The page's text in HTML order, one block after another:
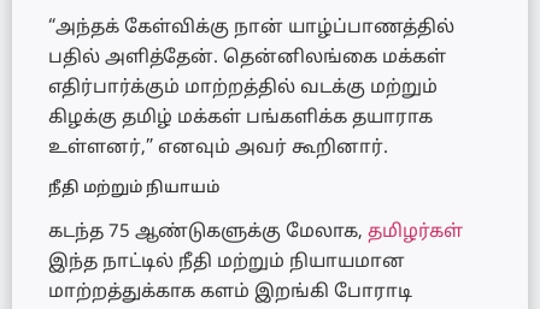
“அந்தக் கேள்விக்கு நான் யாழ்ப்பாணத்தில்
பதில் அளித்தேன். தென்னிலங்கை மக்கள்
எதிர்பார்க்கும் மாற்றத்தில் வடக்கு மற்றும்
கிழக்கு தமிழ் மக்கள் பங்களிக்க தயாராக
உள்ளனர்,” எனவும் அவர் கூறினார்.
நீதி மற்றும் நியாயம்
கடந்த 75 ஆண்டுகளுக்கு மேலாக, தமிழர்கள்
இந்த நாட்டில் நீதி மற்றும் நியாயமான
மாற்றத்துக்காக களம் இறங்கி போராடி